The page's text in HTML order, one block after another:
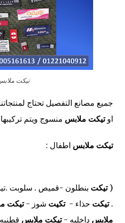
تيكت
جميع مصانع التفصيل تحتاج
اوتيكت ملابس منسوج ويتم
تيكت ملابس اطفال :
(تيكت بنطلون -قميص . سلوبت
.تيكت حذاء -تكيت شوز -تيكت
ملابس داخليه -تيكت ملابس